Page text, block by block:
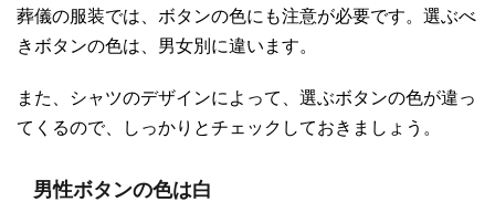
葬儀の服装では、ボタンの色にも注意が必要です。選ぶべ
きボタンの色は、男女別に違います。
また、シャツのデザインによって、選ぶボタンの色が違っ
てくるので、しっかりとチェックしておきましょう。
男性ボタンの色は白